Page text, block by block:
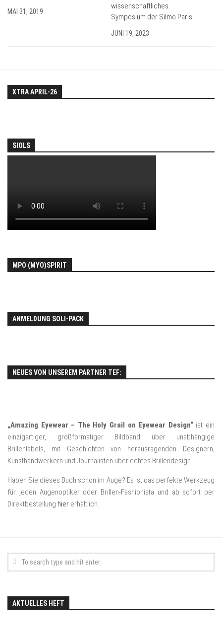
MAI 31, 2019
wissenschaftliches
Symposium der Silmo Paris
JUNI 19, 2023
XTRA APRIL-26
SIOLS
MPO (MYO)SPIRIT
ANMELDUNG SOLI-PACK
NEUES VON UNSEREM PARTNER TEF:
„Amazing Eyewear – The Holy Grail on Eyewear Design“ist ein
einzigartiger, großformatiger Bildband über unabhängige
Brillenlabels, mit Geschichten von herausragenden Designern,
Kunsthandwerkern und Journalisten über echtes Brillendesign.
Haben Sie dieses Buch schon im Auge? Es ist das perfekte Werkzeug
für jeden Augenoptiker oder Brillen-Fashionista und ab sofort per
Direktbestellung hier erhältlich.
AKTUELLES HEFT